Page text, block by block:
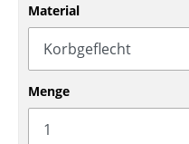
Bürosessel
Einzelteile
... alle Sitzmöbel
Tische
Material
Menge